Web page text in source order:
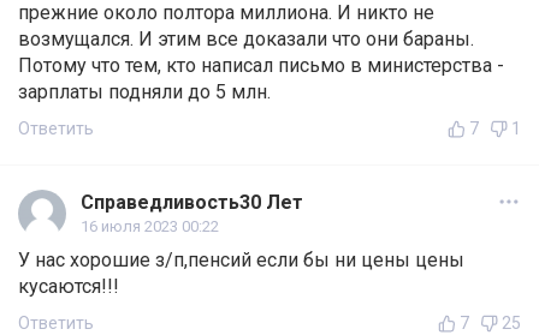
прежние около полтора миллиона. И никто не
возмущался. И этим все доказали что они бараны.
Потому что тем, кто написал письмо в министерства -
зарплаты подняли до 5 млн.
Ответить 7 1
Справедливость30 Лет
16 июля 2023 00:22
У нас хорошие з/п,пенсий если бы ни цены цены
кусаются!!!
Ответить 7 25